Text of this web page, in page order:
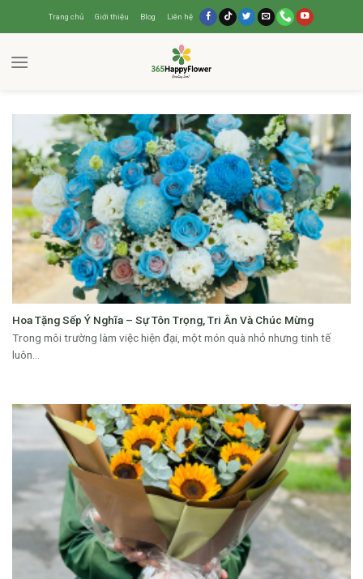
Trang chủ Giới thiệu Blog Liên hệ
CATEGORY ARCHIVES: BLOG
Hoa Tặng Sếp Ý Nghĩa – Sự Tôn Trọng, Tri Ân Và Chúc Mừng
Trong môi trường làm việc hiện đại, một món quà nhỏ nhưng tinh tế
luôn...